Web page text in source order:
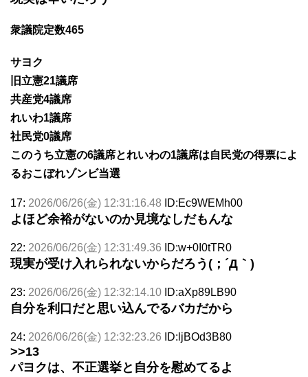
衆議院定数465
サヨク
旧立憲21議席
共産党4議席
れいわ1議席
社民党0議席
このうち立憲の6議席とれいわの1議席は自民党の得票によ
るおこぼれゾンビ当選
17: 2026/06/26(金) 12:31:16.48 ID:Ec9WEMh00
よほど余裕がないのか見境なしだもんな
22: 2026/06/26(金) 12:31:49.36 ID:w+0I0tTR0
現実が受け入れられないからだろう(；´Д｀)
23: 2026/06/26(金) 12:32:14.10 ID:aXp89LB90
自分を利口だと思い込んでるバカだから
24: 2026/06/26(金) 12:32:23.26 ID:ljBOd3B80
>>13
パヨクは、不正選挙と自分を慰めてるよ